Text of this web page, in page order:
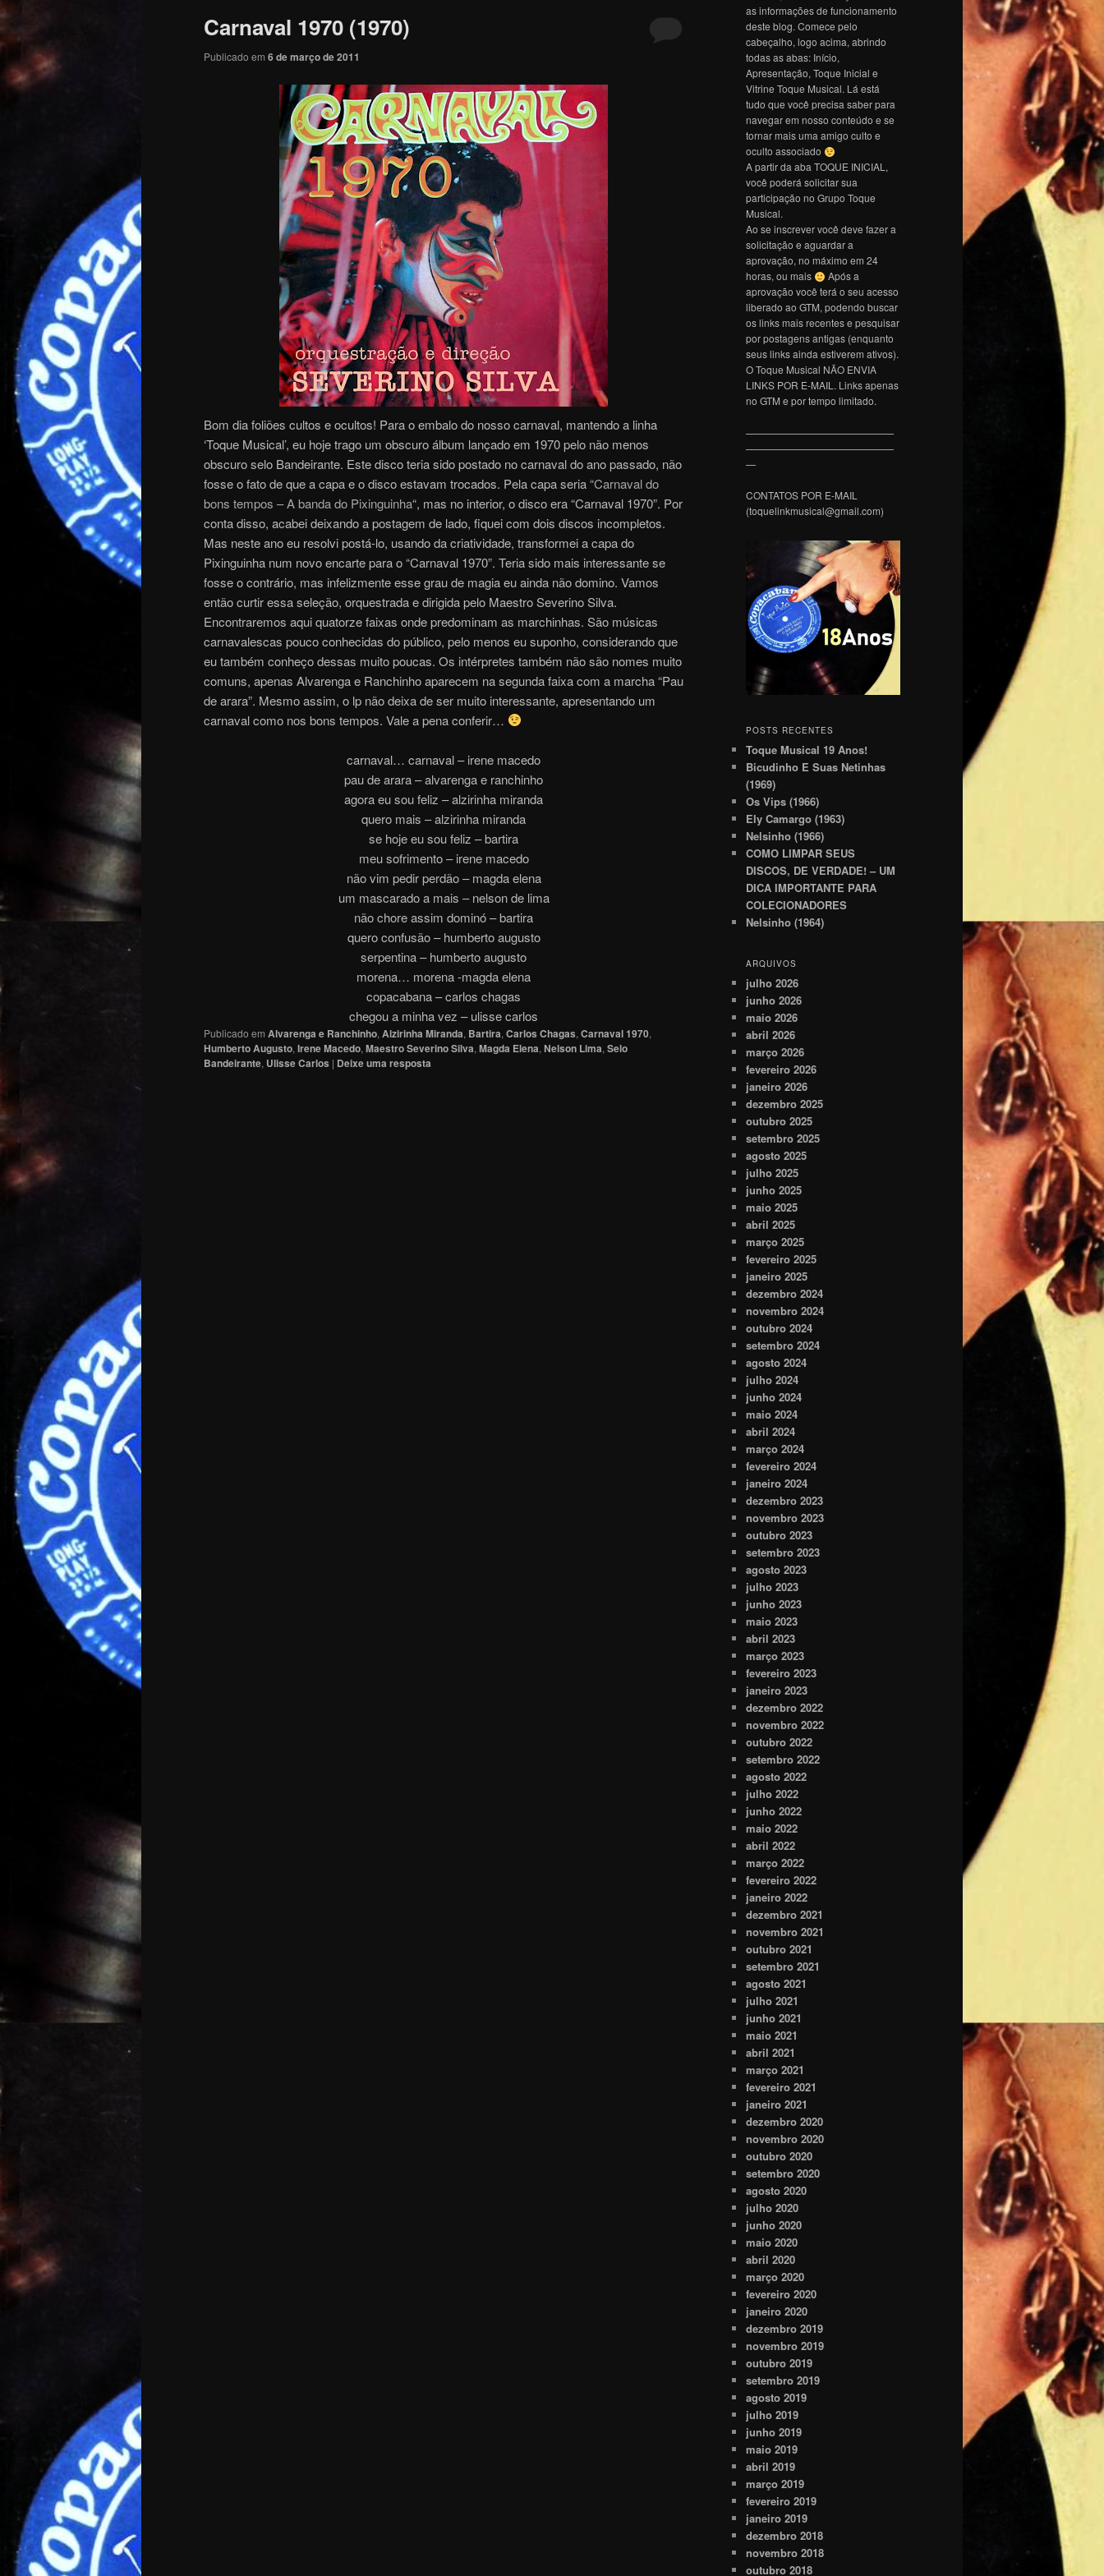
Carnaval 1970 (1970)
Publicado em 6 de março de 2011
Bom dia foliões cultos e ocultos! Para o embalo do nosso carnaval, mantendo a linha
‘Toque Musical’, eu hoje trago um obscuro álbum lançado em 1970 pelo não menos
obscuro selo Bandeirante. Este disco teria sido postado no carnaval do ano passado, não
fosse o fato de que a capa e o disco estavam trocados. Pela capa seria “Carnaval do
bons tempos – A banda do Pixinguinha“, mas no interior, o disco era “Carnaval 1970”. Por
conta disso, acabei deixando a postagem de lado, fiquei com dois discos incompletos.
Mas neste ano eu resolvi postá-lo, usando da criatividade, transformei a capa do
Pixinguinha num novo encarte para o “Carnaval 1970”. Teria sido mais interessante se
fosse o contrário, mas infelizmente esse grau de magia eu ainda não domino. Vamos
então curtir essa seleção, orquestrada e dirigida pelo Maestro Severino Silva.
Encontraremos aqui quatorze faixas onde predominam as marchinhas. São músicas
carnavalescas pouco conhecidas do público, pelo menos eu suponho, considerando que
eu também conheço dessas muito poucas. Os intérpretes também não são nomes muito
comuns, apenas Alvarenga e Ranchinho aparecem na segunda faixa com a marcha “Pau
de arara”. Mesmo assim, o lp não deixa de ser muito interessante, apresentando um
carnaval como nos bons tempos. Vale a pena conferir…
carnaval… carnaval – irene macedo
pau de arara – alvarenga e ranchinho
agora eu sou feliz – alzirinha miranda
quero mais – alzirinha miranda
se hoje eu sou feliz – bartira
meu sofrimento – irene macedo
não vim pedir perdão – magda elena
um mascarado a mais – nelson de lima
não chore assim dominó – bartira
quero confusão – humberto augusto
serpentina – humberto augusto
morena… morena -magda elena
copacabana – carlos chagas
chegou a minha vez – ulisse carlos
Publicado em Alvarenga e Ranchinho, Alzirinha Miranda, Bartira, Carlos Chagas, Carnaval 1970,
Humberto Augusto, Irene Macedo, Maestro Severino Silva, Magda Elena, Nelson Lima, Selo
Bandeirante, Ulisse Carlos | Deixe uma resposta
as informações de funcionamento
deste blog. Comece pelo
cabeçalho, logo acima, abrindo
todas as abas: Início,
Apresentação, Toque Inicial e
Vitrine Toque Musical. Lá está
tudo que você precisa saber para
navegar em nosso conteúdo e se
tornar mais uma amigo culto e
oculto associado
A partir da aba TOQUE INICIAL,
você poderá solicitar sua
participação no Grupo Toque
Musical.
Ao se inscrever você deve fazer a
solicitação e aguardar a
aprovação, no máximo em 24
horas, ou mais
Após a
aprovação você terá o seu acesso
liberado ao GTM, podendo buscar
os links mais recentes e pesquisar
por postagens antigas (enquanto
seus links ainda estiverem ativos).
O Toque Musical NÃO ENVIA
LINKS POR E-MAIL. Links apenas
no GTM e por tempo limitado.
———————————————
———————————————
—
CONTATOS POR E-MAIL
(toquelinkmusical@gmail.com)
POSTS RECENTES
Toque Musical 19 Anos!
Bicudinho E Suas Netinhas
(1969)
Os Vips (1966)
Ely Camargo (1963)
Nelsinho (1966)
COMO LIMPAR SEUS
DISCOS, DE VERDADE! – UM
DICA IMPORTANTE PARA
COLECIONADORES
Nelsinho (1964)
ARQUIVOS
julho 2026
junho 2026
maio 2026
abril 2026
março 2026
fevereiro 2026
janeiro 2026
dezembro 2025
outubro 2025
setembro 2025
agosto 2025
julho 2025
junho 2025
maio 2025
abril 2025
março 2025
fevereiro 2025
janeiro 2025
dezembro 2024
novembro 2024
outubro 2024
setembro 2024
agosto 2024
julho 2024
junho 2024
maio 2024
abril 2024
março 2024
fevereiro 2024
janeiro 2024
dezembro 2023
novembro 2023
outubro 2023
setembro 2023
agosto 2023
julho 2023
junho 2023
maio 2023
abril 2023
março 2023
fevereiro 2023
janeiro 2023
dezembro 2022
novembro 2022
outubro 2022
setembro 2022
agosto 2022
julho 2022
junho 2022
maio 2022
abril 2022
março 2022
fevereiro 2022
janeiro 2022
dezembro 2021
novembro 2021
outubro 2021
setembro 2021
agosto 2021
julho 2021
junho 2021
maio 2021
abril 2021
março 2021
fevereiro 2021
janeiro 2021
dezembro 2020
novembro 2020
outubro 2020
setembro 2020
agosto 2020
julho 2020
junho 2020
maio 2020
abril 2020
março 2020
fevereiro 2020
janeiro 2020
dezembro 2019
novembro 2019
outubro 2019
setembro 2019
agosto 2019
julho 2019
junho 2019
maio 2019
abril 2019
março 2019
fevereiro 2019
janeiro 2019
dezembro 2018
novembro 2018
outubro 2018